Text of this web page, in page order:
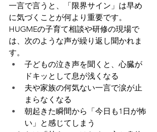
一言で言うと、「限界サイン」は早め
に気づくことが何より重要です。
HUGMEの子育て相談や研修の現場で
は、次のような声が繰り返し聞かれま
す。
子どもの泣き声を聞くと、心臓が
ドキッとして息が浅くなる
夫や家族の何気ない一言で涙が止
まらなくなる
朝起きた瞬間から「今日も1日が怖
い」と感じてしまう